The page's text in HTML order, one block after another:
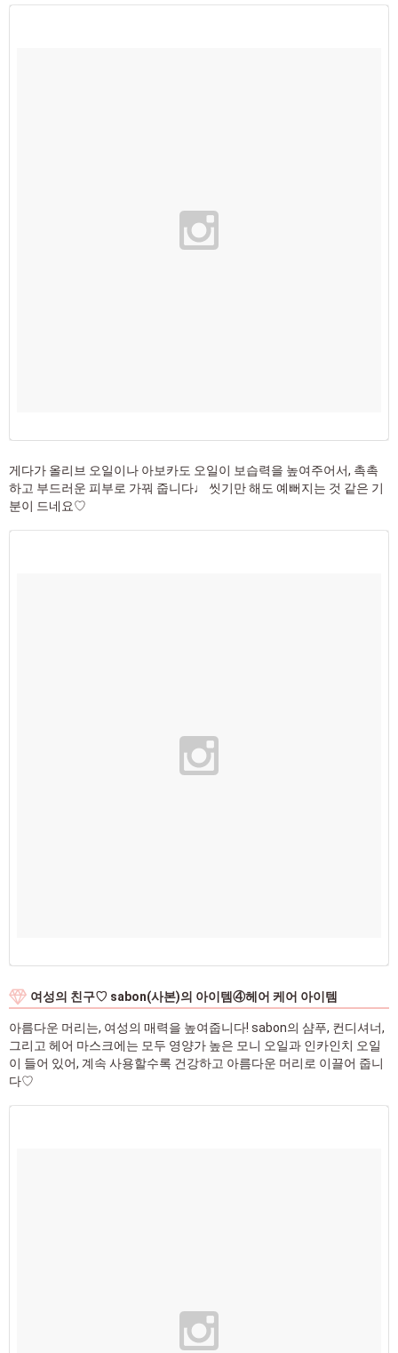
게다가 올리브 오일이나 아보카도 오일이 보습력을 높여주어서, 촉촉
하고 부드러운 피부로 가꿔 줍니다♩ 씻기만 해도 예뻐지는 것 같은 기
분이 드네요♡
여성의 친구♡ sabon(사본)의 아이템④헤어 케어 아이템
아름다운 머리는, 여성의 매력을 높여줍니다! sabon의 샴푸, 컨디셔너,
그리고 헤어 마스크에는 모두 영양가 높은 모니 오일과 인카인치 오일
이 들어 있어, 계속 사용할수록 건강하고 아름다운 머리로 이끌어 줍니
다♡